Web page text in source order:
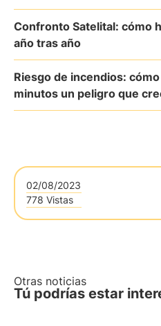
Confronto Satelital: cómo
año tras año
Riesgo de incendios:
minutos un peligro que
02/08/2023
778 Vistas
Otras noticias
Tú podrías estar